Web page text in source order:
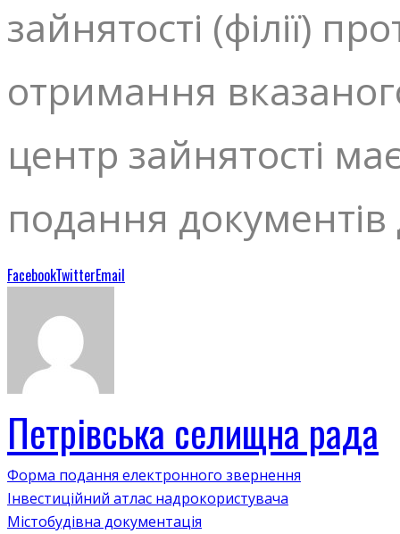
зайнятості (філії)
отримання
центр зайнятості
подання
FacebookTwitterEmail
Петрівська селищна рада
Форма подання електронного звернення
Інвестиційний атлас надрокористувача
Містобудівна документація